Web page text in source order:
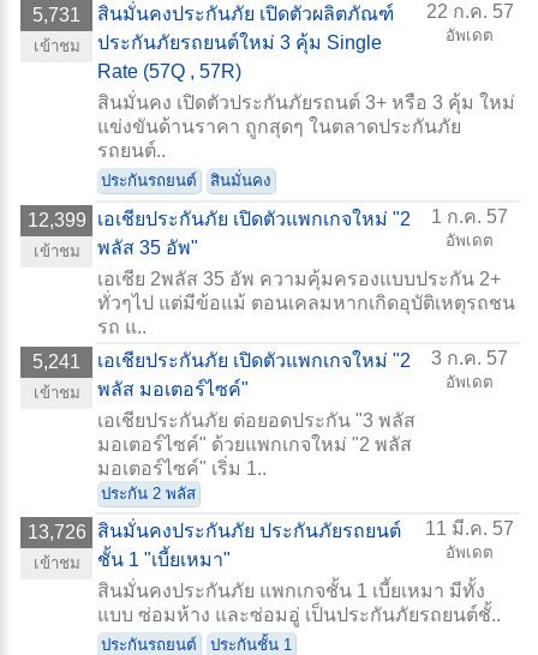
5,731
เข้าชม
สินมั่นคงประกันภัย เปิดตัวผลิตภัณฑ์
ประกันภัยรถยนต์ใหม่ 3 คุ้ม Single
Rate (57Q , 57R)
22 ก.ค. 57
อัพเดต
สินมั่นคง เปิดตัวประกันภัยรถนต์ 3+ หรือ 3 คุ้ม ใหม่
แข่งขันด้านราคา ถูกสุดๆ ในตลาดประกันภัย
รถยนต์..
ประกันรถยนต์ สินมั่นคง
12,399
เข้าชม
เอเชียประกันภัย เปิดตัวแพกเกจใหม่ "2
พลัส 35 อัพ"
1 ก.ค. 57
อัพเดต
เอเชีย 2พลัส 35 อัพ ความคุ้มครองแบบประกัน 2+
ทั่วๆไป แต่มีข้อแม้ ตอนเคลมหากเกิดอุบัติเหตุรถชน
รถ แ..
5,241
เข้าชม
เอเชียประกันภัย เปิดตัวแพกเกจใหม่ "2
พลัส มอเตอร์ไซค์"
3 ก.ค. 57
อัพเดต
เอเชียประกันภัย ต่อยอดประกัน "3 พลัส
มอเตอร์ไซค์" ด้วยแพกเกจใหม่ "2 พลัส
มอเตอร์ไซค์" เริ่ม 1..
ประกัน 2 พลัส
13,726
เข้าชม
สินมั่นคงประกันภัย ประกันภัยรถยนต์
ชั้น 1 "เบี้ยเหมา"
11 มี.ค. 57
อัพเดต
สินมั่นคงประกันภัย แพกเกจชั้น 1 เบี้ยเหมา มีทั้ง
แบบ ซ่อมห้าง และซ่อมอู่ เป็นประกันภัยรถยนต์ชั้..
ประกันรถยนต์ ประกันชั้น 1